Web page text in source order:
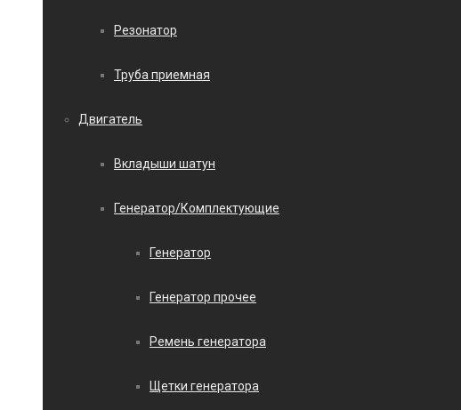
Резонатор
Труба приемная
Двигатель
Вкладыши шатун
Генератор/Комплектующие
Генератор
Генератор прочее
Ремень генератора
Щетки генератора